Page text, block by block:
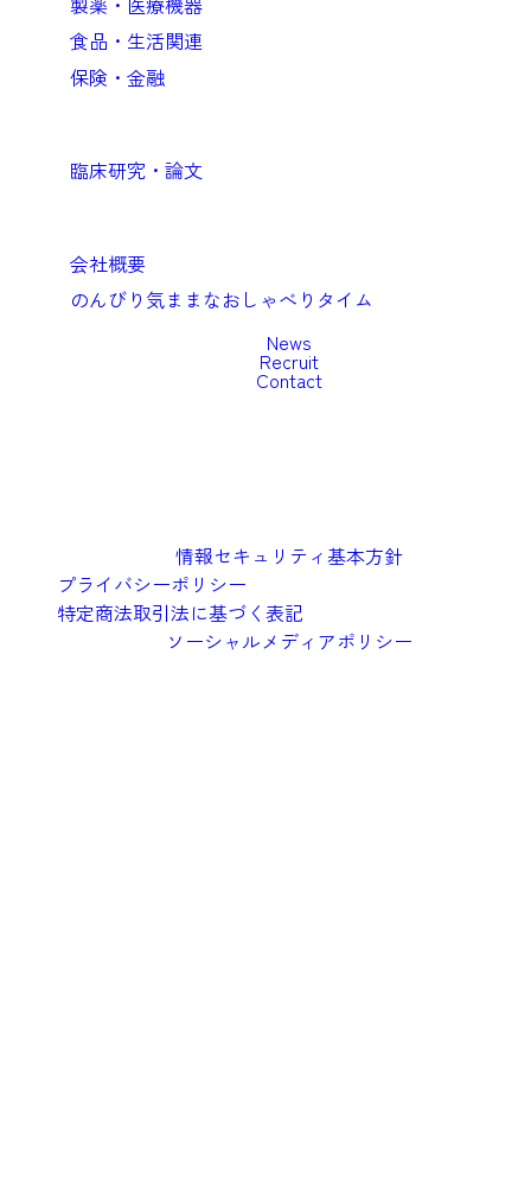
食品・生活関連
保険・金融
臨床研究・論文
会社概要
のんびり気ままなおしゃべりタイム
News
Recruit
Contact
情報セキュリティ基本方針
プライバシーポリシー
特定商法取引法に基づく表記
ソーシャルメディアポリシー